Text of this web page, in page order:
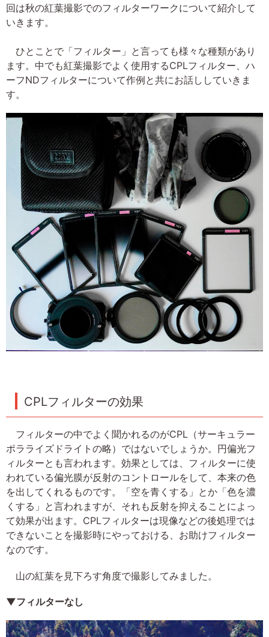
回は秋の紅葉撮影でのフィルターワークについて紹介して
いきます。
ひとことで「フィルター」と言っても様々な種類があり
ます。中でも紅葉撮影でよく使用するCPLフィルター、ハ
ーフNDフィルターについて作例と共にお話ししていきま
す。
CPLフィルターの効果
フィルターの中でよく聞かれるのがCPL（サーキュラー
ポラライズドライトの略）ではないでしょうか。円偏光フ
ィルターとも言われます。効果としては、フィルターに使
われている偏光膜が反射のコントロールをして、本来の色
を出してくれるものです。「空を青くする」とか「色を濃
くする」と言われますが、それも反射を抑えることによっ
て効果が出ます。CPLフィルターは現像などの後処理では
できないことを撮影時にやっておける、お助けフィルター
なのです。
山の紅葉を見下ろす角度で撮影してみました。
▼フィルターなし